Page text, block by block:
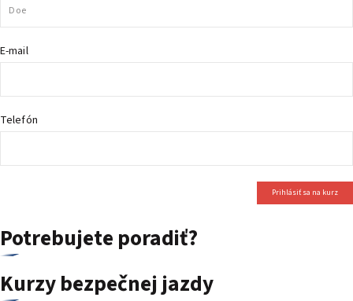
PODUJATIA 2026
KONTAKTY
E-mail
Telefón
Prihlásiť sa na kurz
Potrebujete poradiť?
Kurzy bezpečnej jazdy